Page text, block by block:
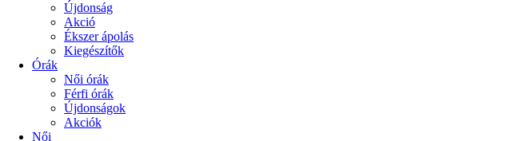
Újdonság
Akció
Ékszer ápolás
Kiegészítők
Órák
Női órák
Férfi órák
Újdonságok
Akciók
Női